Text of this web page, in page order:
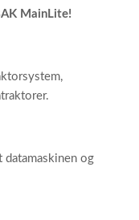
MainLite!
datamaskinen og